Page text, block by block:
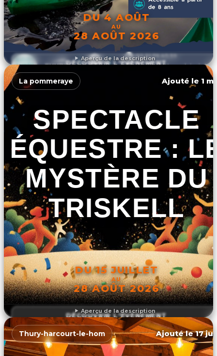
Aperçu de la description
DU 4 AOÛT
AU
28 AOÛT 2026
DÉCOUVRIR L'ÉVÉNEMENT
Aperçu de la description
La pommeraye Ajouté le 1
SPECTACLE
ÉQUESTRE :
MYSTÈRE DU
TRISKELL
DU 15 JUILLET
AU
28 AOÛT 2026
DÉCOUVRIR L'ÉVÉNEMENT
Thury-harcourt-le-hom Ajouté le 17